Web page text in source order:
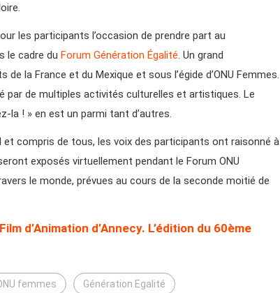
les participants l’occasion de prendre part au
le cadre du Forum Génération Égalité. Un grand
la France et du Mexique et sous l’égide d’ONU Femmes.
par de multiples activités culturelles et artistiques. Le
la ! » en est un parmi tant d’autres.
et compris de tous, les voix des participants ont raisonné à
exposés virtuellement pendant le Forum ONU
le monde, prévues au cours de la seconde moitié de
d’Animation d’Annecy. L’édition du 60ème
femmes Génération Egalité